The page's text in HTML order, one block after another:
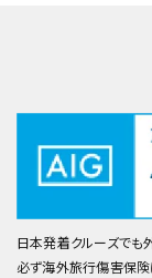
日本発着クルーズでも
必ず海外旅行傷害保険